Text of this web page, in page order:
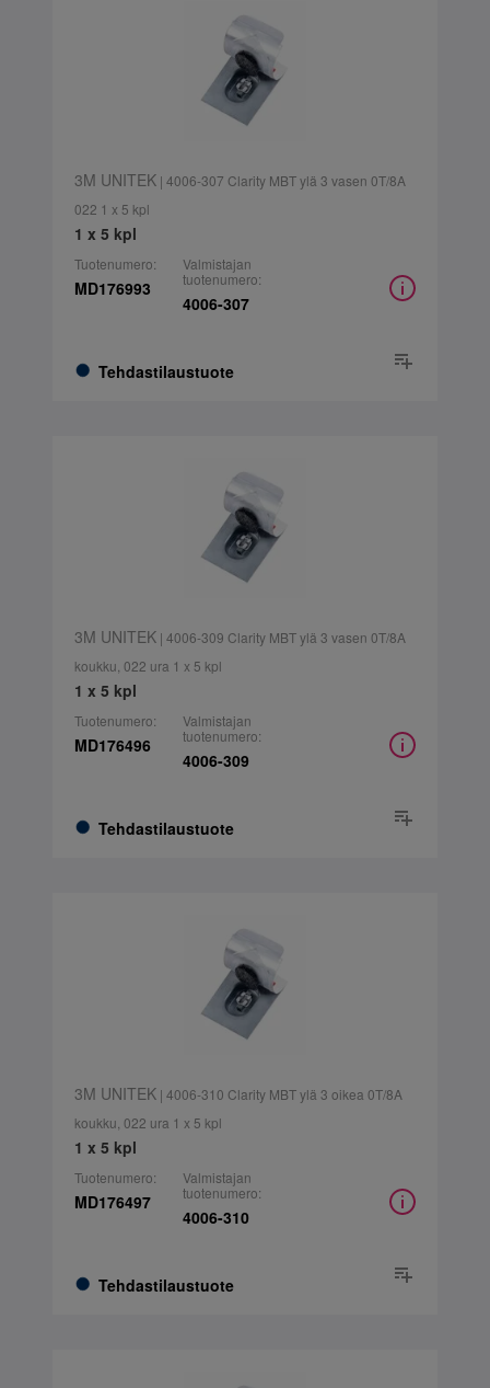
3M UNITEK| 4006-307 Clarity MBT ylä 3 vasen 0T/8A
022 1 x 5 kpl
1 x 5 kpl
Tuotenumero:
MD176993
Tehdastilaustuote
Valmistajan
tuotenumero:
4006-307
3M UNITEK| 4006-309 Clarity MBT ylä 3 vasen 0T/8A
koukku, 022 ura 1 x 5 kpl
1 x 5 kpl
Tuotenumero:
MD176496
Tehdastilaustuote
Valmistajan
tuotenumero:
4006-309
3M UNITEK| 4006-310 Clarity MBT ylä 3 oikea 0T/8A
koukku, 022 ura 1 x 5 kpl
1 x 5 kpl
Tuotenumero:
MD176497
Tehdastilaustuote
Valmistajan
tuotenumero:
4006-310